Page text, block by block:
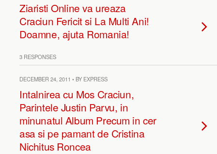
Ziaristi Online va ureaza
Craciun Fericit si La Multi Ani!
Doamne, ajuta Romania!
3 RESPONSES
DECEMBER 24, 2011 • BY EXPRESS
Intalnirea cu Mos Craciun,
Parintele Justin Parvu, in
minunatul Album Precum in cer
asa si pe pamant de Cristina
Nichitus Roncea